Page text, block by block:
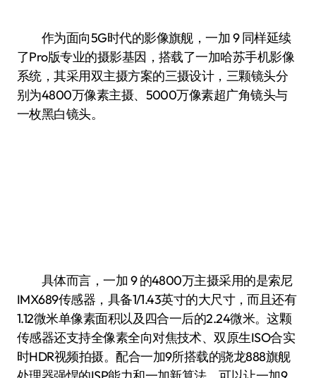
作为面向5G时代的影像旗舰，一加 9 同样延续
了Pro版专业的摄影基因，搭载了一加哈苏手机影像
系统，其采用双主摄方案的三摄设计，三颗镜头分
别为4800万像素主摄、5000万像素超广角镜头与
一枚黑白镜头。
具体而言，一加 9 的4800万主摄采用的是索尼
IMX689传感器，具备1/1.43英寸的大尺寸，而且还有
1.12微米单像素面积以及四合一后的2.24微米。这颗
传感器还支持全像素全向对焦技术、双原生ISO合实
时HDR视频拍摄。配合一加9所搭载的骁龙888旗舰